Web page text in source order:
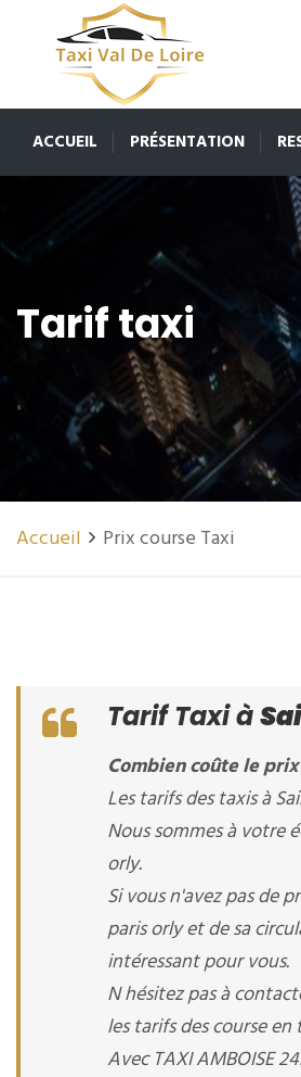
ACCUEIL PRÉSENTATION
Tarif taxi
Accueil Prix course Taxi
Tarif Taxi à
Combien coûte le
Les tarifs des taxis à
Nous sommes à votre
orly.
Si vous n'avez pas de
paris orly et de sa
intéressant pour vous.
N hésitez pas à
les tarifs des course
Avec TAXI AMBOISE